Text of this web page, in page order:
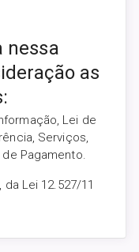
nessa
as
Lei de
Serviços,
Pagamento.
da Lei 12.527/11